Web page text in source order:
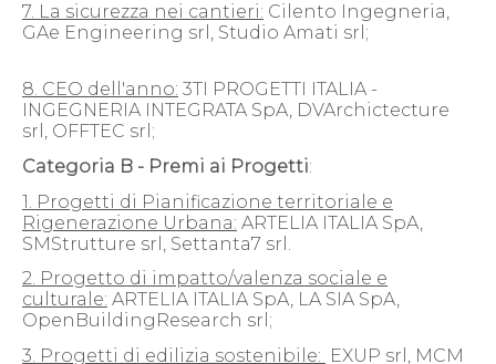
7. La sicurezza nei cantieri: Cilento Ingegneria,
GAe Engineering srl, Studio Amati srl;
8. CEO dell'anno: 3TI PROGETTI ITALIA -
INGEGNERIA INTEGRATA SpA, DVArchictecture
srl, OFFTEC srl;
Categoria B - Premi ai Progetti:
1. Progetti di Pianificazione territoriale e
Rigenerazione Urbana: ARTELIA ITALIA SpA,
SMStrutture srl, Settanta7 srl.
2. Progetto di impatto/valenza sociale e
culturale: ARTELIA ITALIA SpA, LA SIA SpA,
OpenBuildingResearch srl;
3. Progetti di edilizia sostenibile: EXUP srl, MCM